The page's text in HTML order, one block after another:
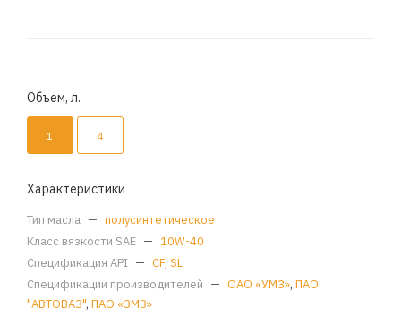
Объем, л.
1 4
Характеристики
Тип масла — полусинтетическое
Класс вязкости SAE — 10W-40
Спецификация API — CF, SL
Спецификации производителей — ОАО «УМЗ», ПАО
"АВТОВАЗ", ПАО «ЗМЗ»